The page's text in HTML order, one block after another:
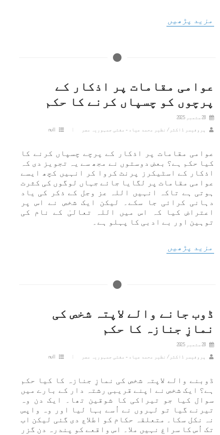
مزید پڑھیں
عوامی مقامات پر اذکار کے
پرچوں کو چسپاں کرنے کا حکم
پروفیسر ڈاکٹر/ نظیر محمد عیاد - مفتی جمہوریہ مصر
عوامی مقامات پر اذکار کے پرچے چسپاں کرنے کا
کیا حکم ہے؟ بعض دوستوں نے مجھ سے یہ تجویز دی کہ
اذکار کے اسٹیکرز پرنٹ کروا کر انہیں کچھ ایسے
عوامی مقامات پر لگایا جائے جہاں لوگوں کی کثرت
ہوتی ہے تاکہ انہیں اللہ عز وجل کے ذکر کی یاد
دہانی کرائی جا سکے۔ لیکن ایک شخص نے اس پر
اعتراض کیا کہ اس میں اللہ تعالیٰ کے نام کی
توہین اور بے ادبی کا پہلو ہے۔
مزید پڑھیں
ڈوب جانے والے لاپتہ شخص کی
نمازِ جنازہ کا حکم
پروفیسر ڈاکٹر/ نظیر محمد عیاد - مفتی جمہوریہ مصر
ڈوبنے والے لاپتہ شخص کی نمازِ جنازہ کا کیا حکم
ہے؟ ایک شخص نے اپنے قریبی رشتہ دار کے بارے میں
سوال کیا جو تیراکی کا شوقین تھا۔ ایک دن وہ
تیرنے گیا تو لہروں نے اُسے بہا لیا اور وہ واپس
نہ نکل سکا۔ متعلقہ حکام کو اطلاع دی گئی لیکن اب
تک اُس کا سراغ نہیں ملا۔ اس واقعے کو پندرہ دن گزر